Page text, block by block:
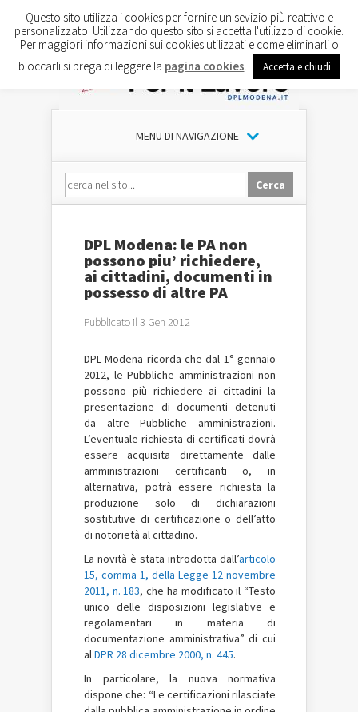
MENU DI NAVIGAZIONE
DPL Modena: le PA non
possono piu’ richiedere,
ai cittadini, documenti in
possesso di altre PA
Pubblicato il 3 Gen 2012
DPL Modena ricorda che dal 1° gennaio
2012, le Pubbliche amministrazioni non
possono più richiedere ai cittadini la
presentazione di documenti detenuti
da altre Pubbliche amministrazioni.
L’eventuale richiesta di certificati dovrà
essere acquisita direttamente dalle
amministrazioni certificanti o, in
alternativa, potrà essere richiesta la
produzione solo di dichiarazioni
sostitutive di certificazione o dell’atto
di notorietà al cittadino.
La novità è stata introdotta dall’articolo
15, comma 1, della Legge 12 novembre
2011, n. 183, che ha modificato il “Testo
unico delle disposizioni legislative e
regolamentari in materia di
documentazione amministrativa” di cui
alDPR 28 dicembre 2000, n. 445.
In particolare, la nuova normativa
dispone che: “Le certificazioni rilasciate
Questo sito utilizza i cookies per fornire un sevizio più reattivo e
personalizzato. Utilizzando questo sito si accetta l'utilizzo di cookie.
Per maggiori informazioni sui cookies utilizzati e come eliminarli o
bloccarli si prega di leggere la pagina cookies Accetta e chiudi